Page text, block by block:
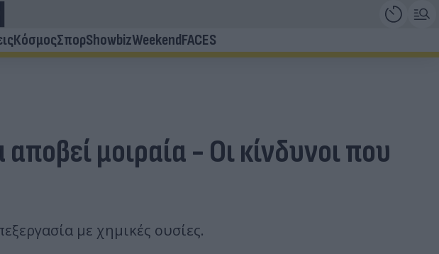
ΚόσμοςΣπορShowbizWeekendFACES
μοιραία - Οι κίνδυνοι που
με χημικές ουσίες.